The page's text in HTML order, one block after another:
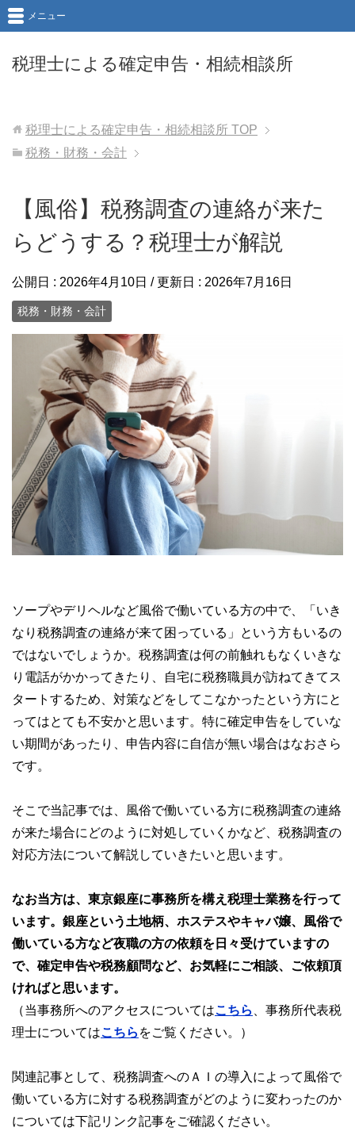
税理士による確定申告・相続相談所
メニュー
税理士による確定申告・相続相談所 TOP
税務・財務・会計
【風俗】税務調査の連絡が来た
らどうする？税理士が解説
公開日 : 2026年4月10日 / 更新日 : 2026年7月16日
税務・財務・会計
ソープやデリヘルなど風俗で働いている方の中で、「いき
なり税務調査の連絡が来て困っている」という方もいるの
ではないでしょうか。税務調査は何の前触れもなくいきな
り電話がかかってきたり、自宅に税務職員が訪ねてきてス
タートするため、対策などをしてこなかったという方にと
ってはとても不安かと思います。特に確定申告をしていな
い期間があったり、申告内容に自信が無い場合はなおさら
です。
そこで当記事では、風俗で働いている方に税務調査の連絡
が来た場合にどのように対処していくかなど、税務調査の
対応方法について解説していきたいと思います。
なお当方は、東京銀座に事務所を構え税理士業務を行って
います。銀座という土地柄、ホステスやキャバ嬢、風俗で
働いている方など夜職の方の依頼を日々受けていますの
で、確定申告や税務顧問など、お気軽にご相談、ご依頼頂
ければと思います。
（当事務所へのアクセスについてはこちら
、事務所代表税
理士についてはこちら をご覧ください。）
関連記事として、税務調査へのＡＩの導入によって風俗で
働いている方に対する税務調査がどのように変わったのか
については下記リンク記事をご確認ください。